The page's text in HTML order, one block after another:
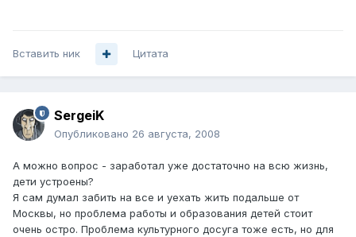
Вставить ник Цитата
SergeiK
Опубликовано 26 августа, 2008
А можно вопрос - заработал уже достаточно на всю жизнь,
дети устроены?
Я сам думал забить на все и уехать жить подальше от
Москвы, но проблема работы и образования детей стоит
очень остро. Проблема культурного досуга тоже есть, но для